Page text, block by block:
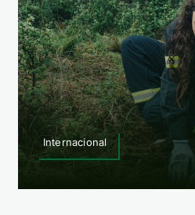
Internacional